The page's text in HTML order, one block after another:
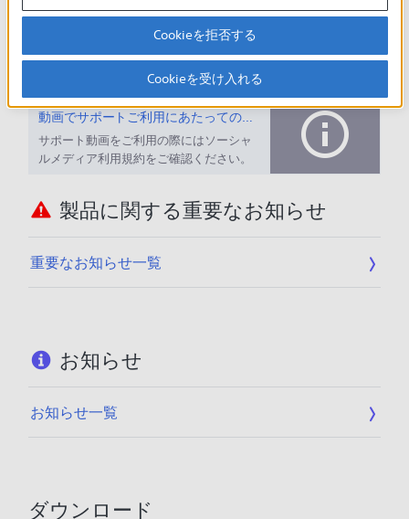
ご意見箱 ／改善事例紹介
動画でサポートご利用にあたってのお願い
サポート動画をご利用の際にはソーシャ
ルメディア利用規約をご確認ください。
製品に関する重要なお知らせ
重要なお知らせ一覧
お知らせ
お知らせ一覧
ダウンロード
Cookieを拒否する
Cookieを受け入れる